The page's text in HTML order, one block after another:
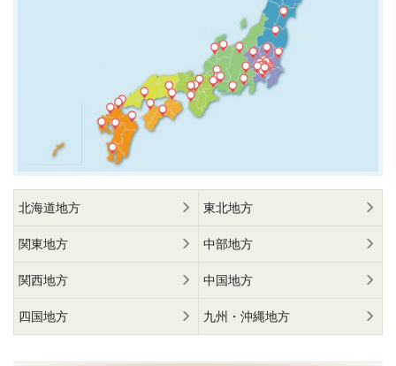
北海道地方 東北地方
関東地方 中部地方
関西地方 中国地方
四国地方 九州・沖縄地方